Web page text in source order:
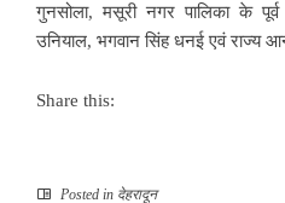
गुनसोला, मसूरी नगर पालिका के
उनियाल, भगवान सिंह धनई एवं राज्य
Share this:
Posted in देहरादून